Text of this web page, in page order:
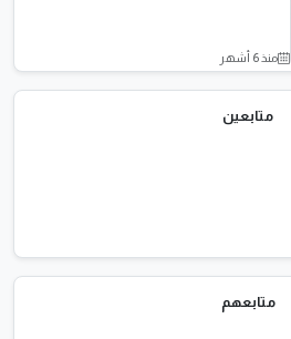
متابعين
متابعهم
منذ 6 أشهر